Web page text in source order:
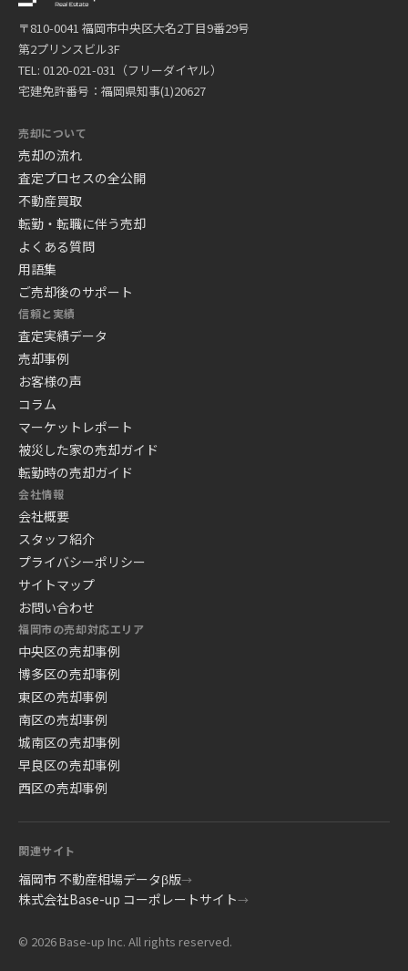
〒810-0041 福岡市中央区大名2丁目9番29号
第2プリンスビル3F
TEL: 0120-021-031（フリーダイヤル）
宅建免許番号：福岡県知事(1)20627
売却について
売却の流れ
査定プロセスの全公開
不動産買取
転勤・転職に伴う売却
よくある質問
用語集
ご売却後のサポート
信頼と実績
査定実績データ
売却事例
お客様の声
コラム
マーケットレポート
被災した家の売却ガイド
転勤時の売却ガイド
会社情報
会社概要
スタッフ紹介
プライバシーポリシー
サイトマップ
お問い合わせ
福岡市の売却対応エリア
中央区の売却事例
博多区の売却事例
東区の売却事例
南区の売却事例
城南区の売却事例
早良区の売却事例
西区の売却事例
関連サイト
福岡市 不動産相場データβ版→
株式会社Base-up コーポレートサイト→
© 2026 Base-up Inc. All rights reserved.